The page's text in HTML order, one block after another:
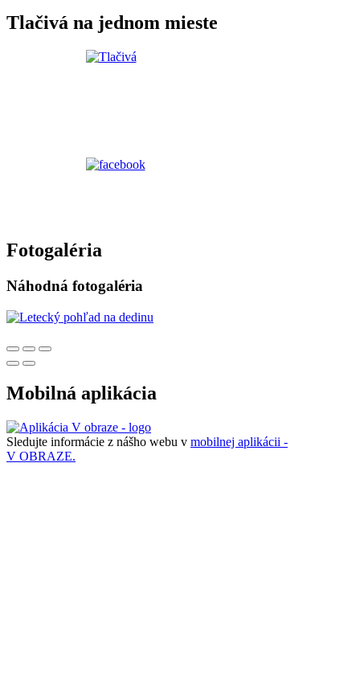
Tlačivá na jednom mieste
Fotogaléria
Náhodná fotogaléria
Mobilná aplikácia
Sledujte informácie z nášho webu v mobilnej aplikácii -
V OBRAZE.